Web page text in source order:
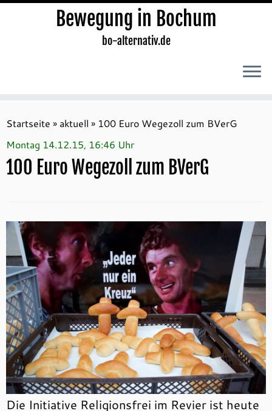
Inhalt
springen
Bewegung in Bochum
bo-alternativ.de
Startseite » aktuell » 100 Euro Wegezoll zum BVerG
Montag 14.12.15, 16:46 Uhr
100 Euro Wegezoll zum BVerG
Die Initiative Religionsfrei im Revier ist heute